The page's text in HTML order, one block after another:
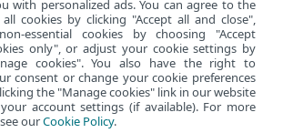
повну версію
with personalized ads. You can agree to the
cookies by clicking "Accept all and close",
essential cookies by choosing "Accept
only", or adjust your cookie settings by
cookies". You also have the right to
consent or change your cookie preferences
the "Manage cookies" link in our website
account settings (if available). For more
ourCookie Policy.